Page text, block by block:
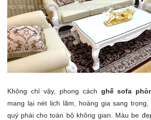
Không chỉ vậy, phong cách ghế sofa
mang lại nét lịch lãm, hoàng gia sang
quý phái cho toàn bộ không gian. Màu be